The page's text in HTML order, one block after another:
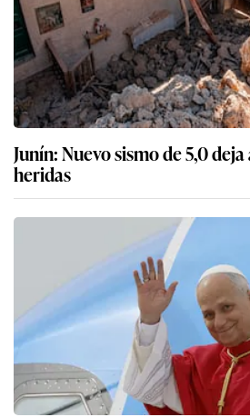
Junín: Nuevo sismo de 5,0
heridas